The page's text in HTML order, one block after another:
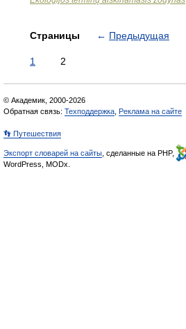
Страницы ← Предыдущая
1 2
© Академик, 2000-2026
Обратная связь: Техподдержка Реклама на сайте
👣 Путешествия
Экспорт словарей на сайты , сделанные на PHP,
WordPress, MODx.